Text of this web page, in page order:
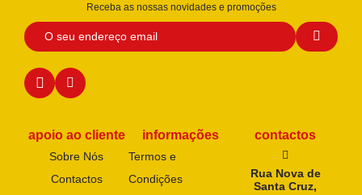
Receba as nossas novidades e promoções
apoio ao cliente
Sobre Nós
Contactos
informações
Termos e
Condições
contactos
Rua Nova de
Santa Cruz,